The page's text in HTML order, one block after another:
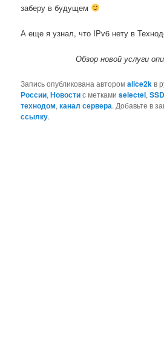
заберу в будущем
А еще я узнал, что IPv6 нету в
Обзор новой услуги
Запись опубликована авторомalice2k в
России,Новостис меткамиselectel,SSD
технодом,канал сервера. Добавьте в
ссылку.